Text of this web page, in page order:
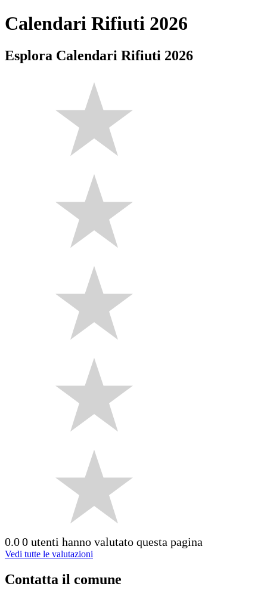
Calendari Rifiuti 2026
Esplora Calendari Rifiuti 2026
0.00 utenti hanno valutato questa pagina
Vedi tutte le valutazioni
Contatta il comune